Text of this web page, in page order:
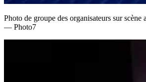
Photo de groupe des organisateurs sur scène
— Photo7